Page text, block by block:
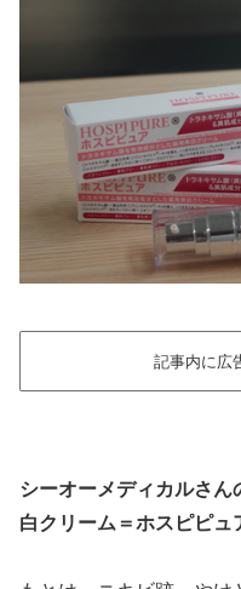
記事内に広
シーオーメディカルさ
白クリーム＝ホスピピュ